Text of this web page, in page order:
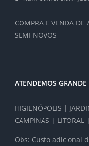
COMPRA E VENDA DE
SEMI NOVOS
ATENDEMOS
HIGIENÓPOLIS |
CAMPINAS | LITORAL
Obs: Custo adicional